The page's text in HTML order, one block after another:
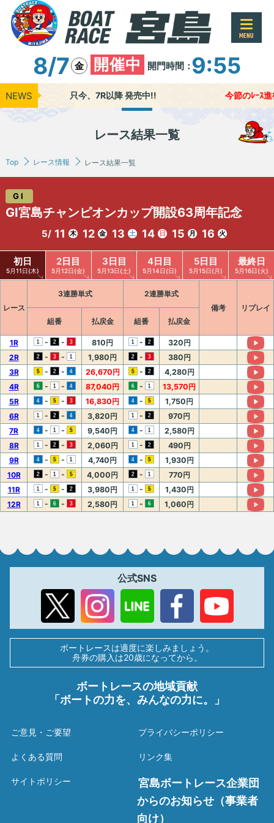
MENU
8/7 金 開催中 開門時間：9:55
NEWS 只今、7R以降 発売中!! 今節のﾚｰｽ
レース結果一覧
Top レース情報 レース結果一覧
GⅠ
GⅠ宮島チャンピオンカップ開設63周年記念
5/ 11 木 12 金 13 土 14 日 15 月 16 火
初日
5月11日(木)
2日目
5月12日(金)
3日目
5月13日(土)
4日目
5月14日(日)
5日目
5月15日(月)
最終日
5月16日(火)
レース
3連勝単式
2連勝単式
備考
リプレイ
組番
払戻金 組番 払戻金
1R - - 810円 -
320円
2R
- - 1,980円 -
380円
3R
- - 26,670円 -
4,280円
4R
- - 87,040円 -
13,570円
5R
- - 16,830円 -
1,750円
6R
- - 3,820円 -
970円
7R
- - 9,540円 -
2,580円
8R
- - 2,060円 -
490円
9R
- - 4,740円 -
1,930円
10R
- - 4,000円 -
770円
11R
- - 3,980円 -
1,430円
12R
- - 2,580円 - 1,060円
公式SNS
ボートレースは適度に楽しみましょう。
舟券の購入は20歳になってから。
ボートレースの地域貢献
「ボートの力を、みんなの力に。」
ご意見・ご要望
よくある質問
サイトポリシー
プライバシーポリシー
リンク集
宮島ボートレース企業団
からのお知らせ（事業者
向け）